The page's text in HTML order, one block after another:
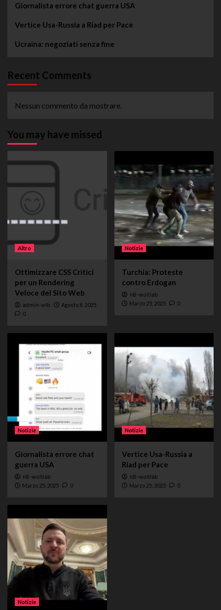
Giornalista errore chat guerra USA
Vertice Usa-Russia a Riad per Pace
Ucraina: negoziati senza fine
Recent Comments
Nessun commento da mostrare.
You may have missed
Altro
Ottimizzare CSS Critici
per un Rendering
Veloce del Sito Web
admin-wlb Agosto 8, 2025
0
Notizie
Turchia: Proteste
contro Erdogan
n8-woltlab
Marzo 25, 2025 0
Notizie
Giornalista errore chat
guerra USA
n8-woltlab
Marzo 25, 2025 0
Notizie
Vertice Usa-Russia a
Riad per Pace
n8-woltlab
Marzo 25, 2025 0
Notizie